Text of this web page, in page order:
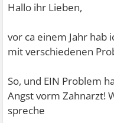
Hallo ihr Lieben,
vor ca einem Jahr hab
mit verschiedenen
So, und EIN Problem
Angst vorm Zahnarzt!
spreche